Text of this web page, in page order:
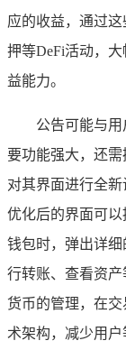
应的收益，通过
押等DeFi活动，
益能力。
公告可能与
要功能强大，还需
对其界面进行全新
优化后的界面可
钱包时，弹出详
行转账、查看资
货币的管理，在
术架构，减少用